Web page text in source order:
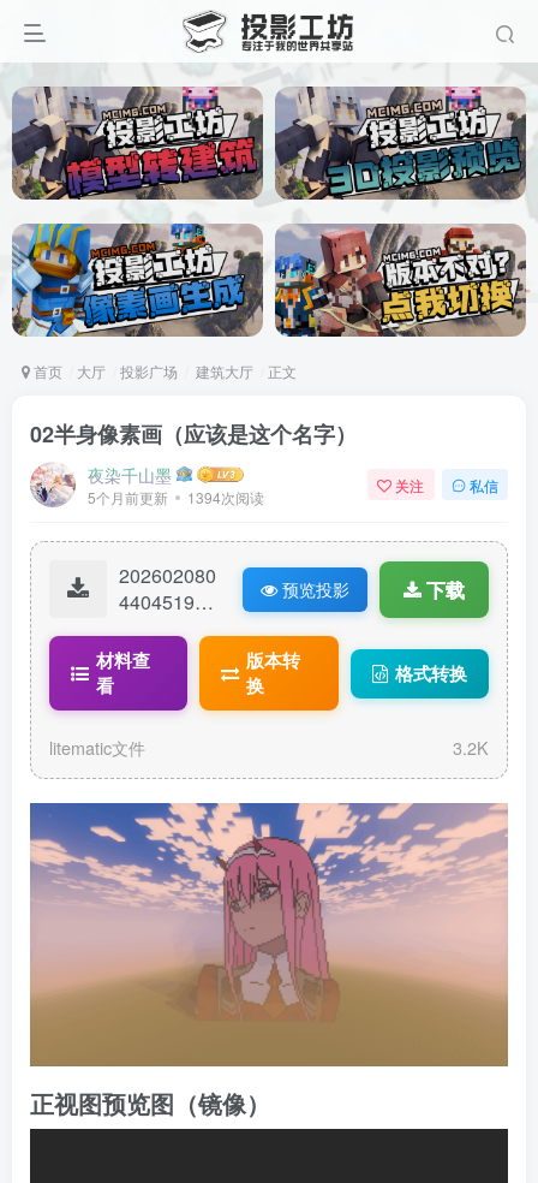
首页 大厅 投影广场 建筑大厅 正文
02半身像素画（应该是这个名字）
夜染千山墨
5个月前更新 1394次阅读
关注 私信
202602080
44045194-
预览投影 下载
材料查
看
版本转
换
格式转换
litematic文件 3.2K
正视图预览图（镜像）